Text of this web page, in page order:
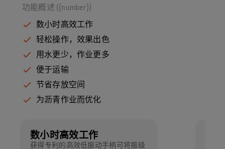
功能概述 ({number})
数小时高效工作
轻松操作，效果出色
用水更少，作业更多
便于运输
节省存放空间
为沥青作业而优化
数小时高效工作
获得专利的高效低振动手柄可将振级